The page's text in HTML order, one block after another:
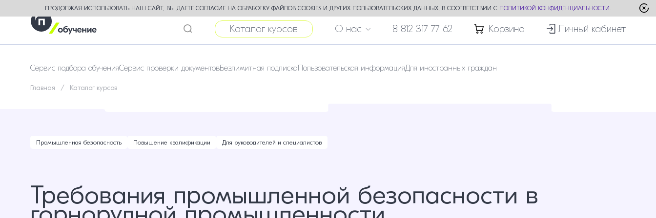
ПРОДОЛЖАЯ ИСПОЛЬЗОВАТЬ НАШ САЙТ, ВЫ ДАЕТЕ СОГЛАСИЕ НА ОБРАБОТКУ ФАЙЛОВ COOKIES И ДРУГИХ ПОЛЬЗОВАТЕЛЬСКИХ ДАННЫХ, В СООТВЕТСТВИИ С ПОЛИТИКОЙ КОНФИДЕНЦИАЛЬНОСТИ .
Каталог курсов О нас 8 812 317 77 62 Корзина Личный кабинет
Сервис подбора обученияСервис проверки документовБезлимитная подпискаПользовательская информацияДля иностранных граждан
Главная Каталог курсов
Промышленная безопасность Повышение квалификации Для руководителей и специалистов
Требования промышленной безопасности в